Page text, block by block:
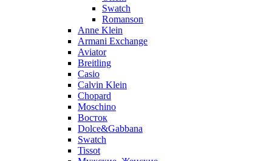
Swatch
Romanson
Anne Klein
Armani Exchange
Aviator
Breitling
Casio
Calvin Klein
Chopard
Moschino
Восток
Dolce&Gabbana
Swatch
Tissot